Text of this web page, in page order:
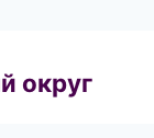
округ